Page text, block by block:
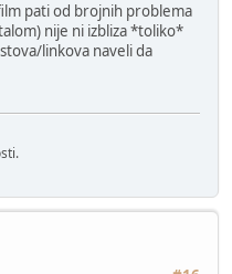
pati od brojnih problema
nije ni izbliza *toliko*
linkova naveli da